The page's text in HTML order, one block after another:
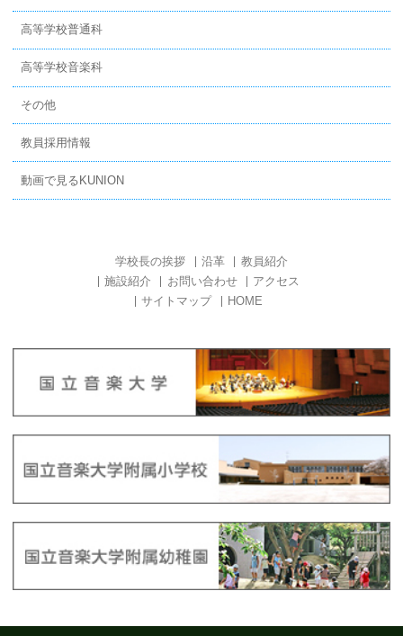
高等学校普通科
高等学校音楽科
その他
教員採用情報
動画で見るKUNION
学校長の挨拶 沿革
教員紹介
施設紹介
お問い合わせ
アクセス
サイトマップ
HOME